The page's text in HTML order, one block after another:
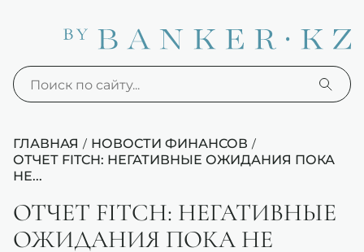
ГЛАВНАЯ / НОВОСТИ ФИНАНСОВ /
ОТЧЕТ FITCH: НЕГАТИВНЫЕ ОЖИДАНИЯ ПОКА
НЕ...
ОТЧЕТ FITCH: НЕГАТИВНЫЕ
ОЖИДАНИЯ ПОКА НЕ